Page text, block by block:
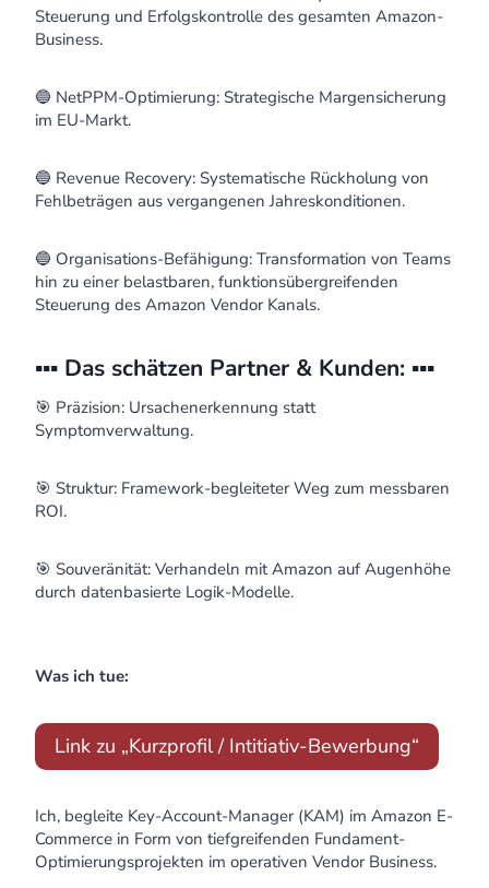
Steuerung und Erfolgskontrolle des gesamten Amazon-
Business.
🔵 NetPPM-Optimierung: Strategische Margensicherung
im EU-Markt.
🔵 Revenue Recovery: Systematische Rückholung von
Fehlbeträgen aus vergangenen Jahreskonditionen.
🔵 Organisations-Befähigung: Transformation von Teams
hin zu einer belastbaren, funktionsübergreifenden
Steuerung des Amazon Vendor Kanals.
▪️▪️▪️ Das schätzen Partner & Kunden: ▪️▪️▪️
🎯 Präzision: Ursachenerkennung statt
Symptomverwaltung.
🎯 Struktur: Framework-begleiteter Weg zum messbaren
ROI.
🎯 Souveränität: Verhandeln mit Amazon auf Augenhöhe
durch datenbasierte Logik-Modelle.
Was ich tue:
Link zu „Kurzprofil / Intitiativ-Bewerbung“
Ich, begleite Key-Account-Manager (KAM) im Amazon E-
Commerce in Form von tiefgreifenden Fundament-
Optimierungsprojekten im operativen Vendor Business.